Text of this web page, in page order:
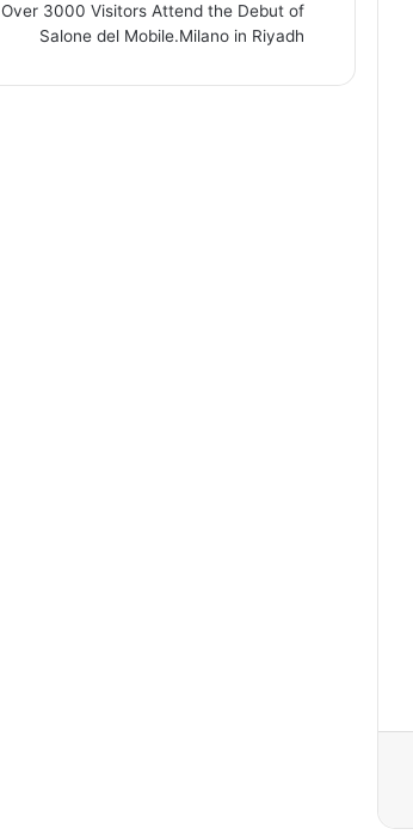
Over 3000 Visitors Attend the Debut of
Salone del Mobile.Milano in Riyadh